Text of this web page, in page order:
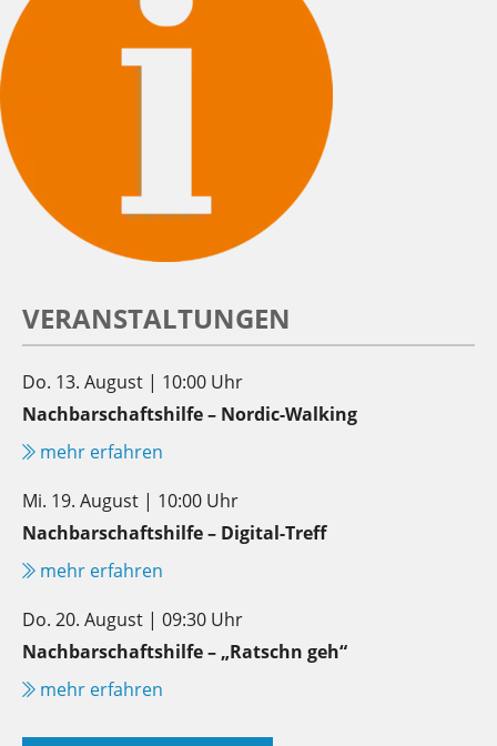
VERANSTALTUNGEN
Do. 13. August | 10:00 Uhr
Nachbarschaftshilfe – Nordic-Walking
mehr erfahren
Mi. 19. August | 10:00 Uhr
Nachbarschaftshilfe – Digital-Treff
mehr erfahren
Do. 20. August | 09:30 Uhr
Nachbarschaftshilfe – „Ratschn geh“
mehr erfahren